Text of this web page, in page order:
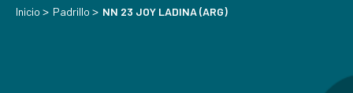
Inicio > Padrillo > NN 23 JOY LADINA (ARG)